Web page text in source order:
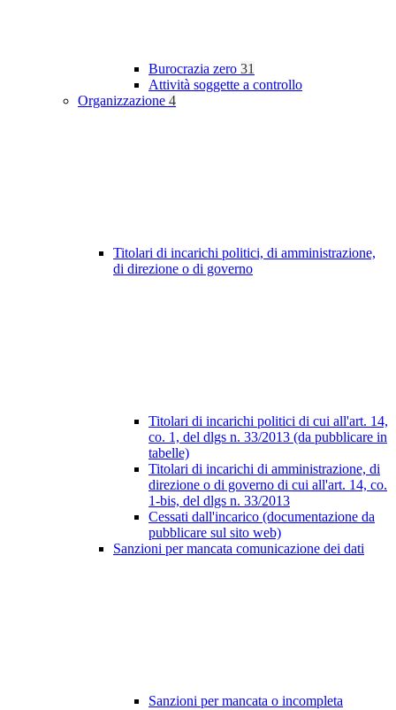
Burocrazia zero 31
Attività soggette a controllo
Organizzazione 4
Titolari di incarichi politici, di amministrazione,
di direzione o di governo
Titolari di incarichi politici di cui all'art. 14,
co. 1, del dlgs n. 33/2013 (da pubblicare in
tabelle)
Titolari di incarichi di amministrazione, di
direzione o di governo di cui all'art. 14, co.
1-bis, del dlgs n. 33/2013
Cessati dall'incarico (documentazione da
pubblicare sul sito web)
Sanzioni per mancata comunicazione dei dati
Sanzioni per mancata o incompleta